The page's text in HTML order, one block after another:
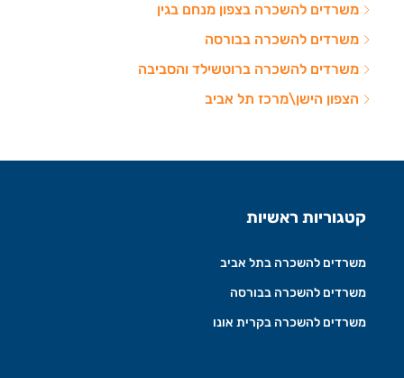
משרדים להשכרה בצפון מנחם בגין
משרדים להשכרה בבורסה
משרדים להשכרה ברוטשילד והסביבה
הצפון הישן\מרכז תל אביב
קטגוריות ראשיות
משרדים להשכרה בתל אביב
משרדים להשכרה בבורסה
משרדים להשכרה בקרית אונו